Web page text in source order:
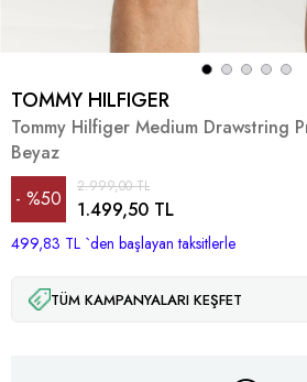
TOMMY HILFIGER
Tommy Hilfiger Medium Drawstring
Beyaz
%50
İndirim
2.999,00 TL
1.499,50 TL
499,83 TL `den başlayan taksitlerle
TÜM KAMPANYALARI KEŞFET